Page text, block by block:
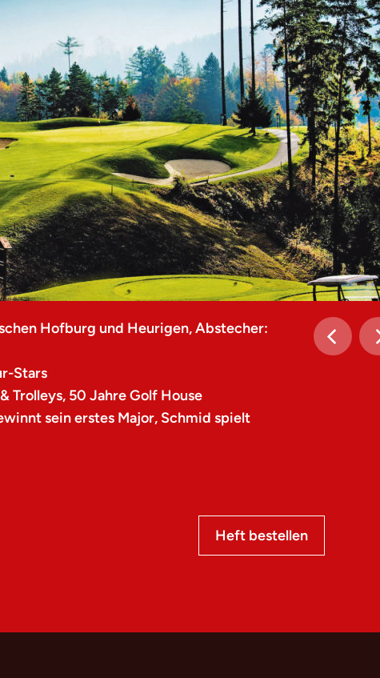
Hofburg und Heurigen, Abstecher:
Stars
Trolleys, 50 Jahre Golf House
sein erstes Major, Schmid spielt
Heft bestellen